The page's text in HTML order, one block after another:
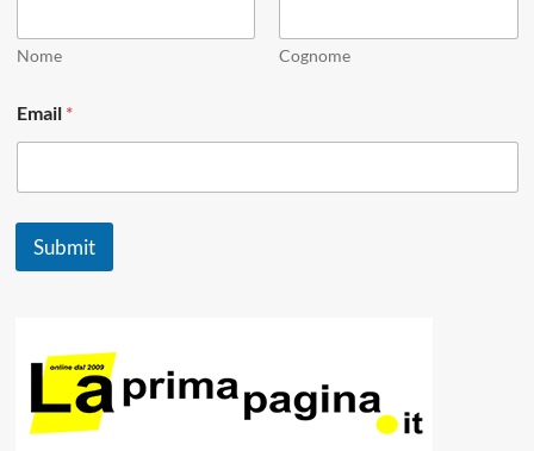
*
E
i
l
Nome Cognome
Email *
Submit